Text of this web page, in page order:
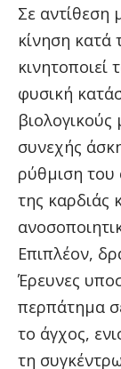
Σε αντίθεση
κίνηση κατά
κινητοποιεί
φυσική
συνεχής
ρύθμιση του
της καρδιάς
Επιπλέον,
Έρευνες
περπάτημα
το άγχος,
τη